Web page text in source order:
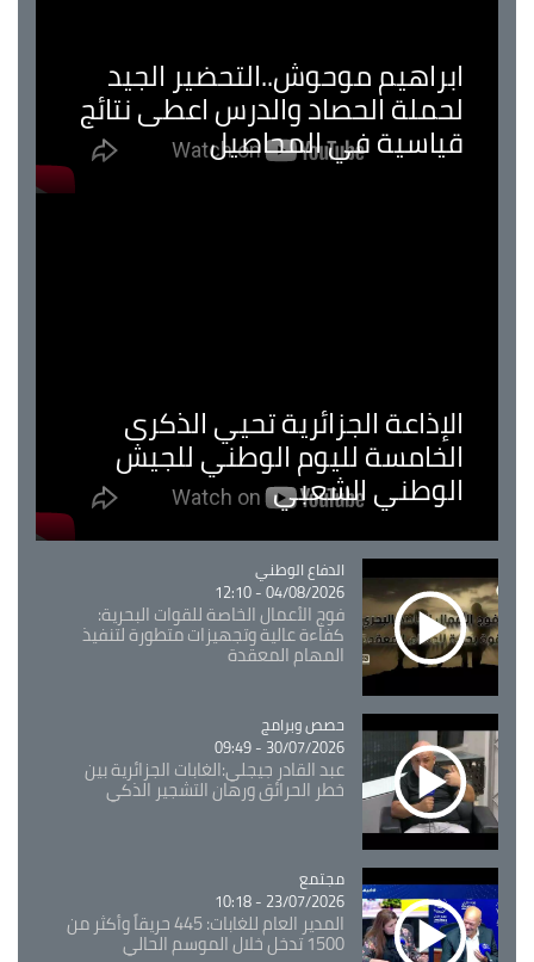
ابراهيم موحوش..التحضير الجيد
لحملة الحصاد والدرس اعطى نتائج
قياسية في المحاصيل
الإذاعة الجزائرية تحيي الذكرى
الخامسة لليوم الوطني للجيش
الوطني الشعبي
Catégorie
الدفاع الوطني
04/08/2026 - 12:10
فوج الأعمال الخاصة للقوات البحرية:
كفاءة عالية وتجهيزات متطورة لتنفيذ
المهام المعقدة
Catégorie
حصص وبرامج
30/07/2026 - 09:49
عبد القادر جيجلي:الغابات الجزائرية بين
خطر الحرائق ورهان التشجير الذكي
Catégorie
مجتمع
23/07/2026 - 10:18
المدير العام للغابات: 445 حريقاً وأكثر من
1500 تدخل خلال الموسم الحالي